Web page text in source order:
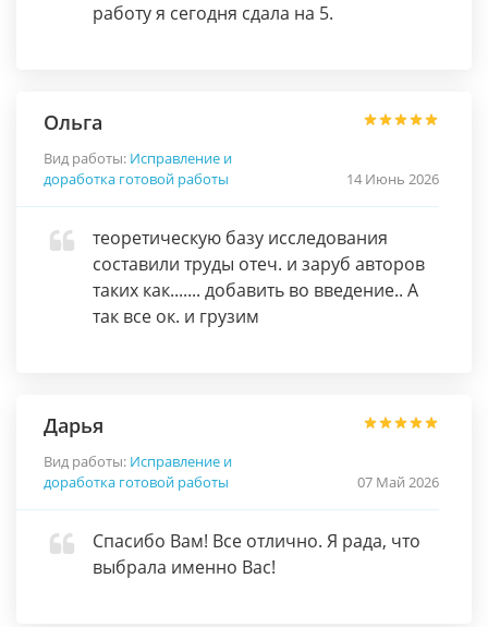
работу я сегодня сдала на 5.
Ольга
Вид работы: Исправление и
доработка готовой работы
14 Июнь 2026
теоретическую базу исследования
составили труды отеч. и заруб авторов
таких как....... добавить во введение.. А
так все ок. и грузим
Дарья
Вид работы: Исправление и
доработка готовой работы
07 Май 2026
Спасибо Вам! Все отлично. Я рада, что
выбрала именно Вас!